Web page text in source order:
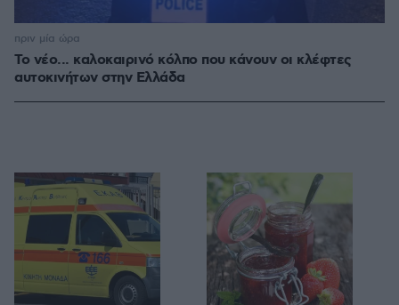
Το νέο... καλοκαιρινό κόλπο που κάνουν οι κλέφτες
αυτοκινήτων στην Ελλάδα
πριν μία ώρα